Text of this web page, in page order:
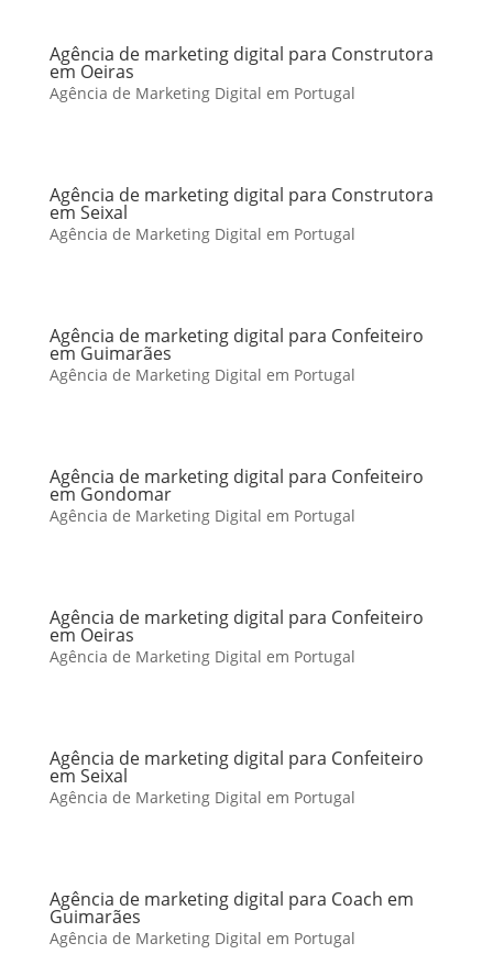
Agência de marketing digital para Construtora
em Oeiras
Agência de Marketing Digital em Portugal
Agência de marketing digital para Construtora
em Seixal
Agência de Marketing Digital em Portugal
Agência de marketing digital para Confeiteiro
em Guimarães
Agência de Marketing Digital em Portugal
Agência de marketing digital para Confeiteiro
em Gondomar
Agência de Marketing Digital em Portugal
Agência de marketing digital para Confeiteiro
em Oeiras
Agência de Marketing Digital em Portugal
Agência de marketing digital para Confeiteiro
em Seixal
Agência de Marketing Digital em Portugal
Agência de marketing digital para Coach em
Guimarães
Agência de Marketing Digital em Portugal